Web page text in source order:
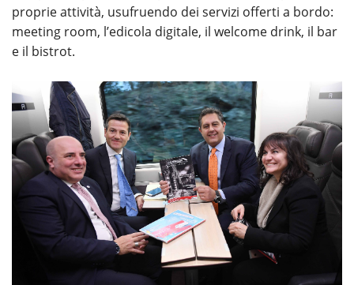
proprie attività, usufruendo dei servizi offerti a bordo:
meeting room, l’edicola digitale, il welcome drink, il bar
e il bistrot.